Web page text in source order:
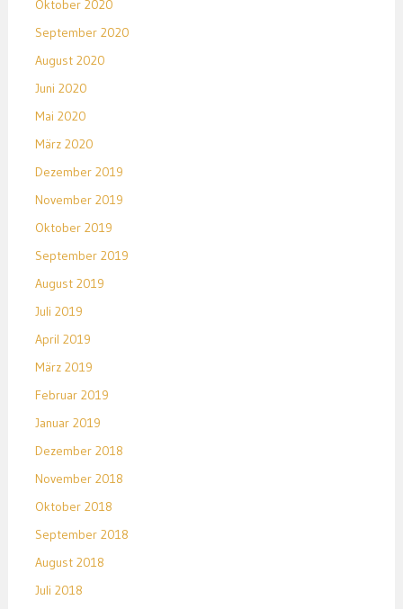
Oktober 2020
September 2020
August 2020
Juni 2020
Mai 2020
März 2020
Dezember 2019
November 2019
Oktober 2019
September 2019
August 2019
Juli 2019
April 2019
März 2019
Februar 2019
Januar 2019
Dezember 2018
November 2018
Oktober 2018
September 2018
August 2018
Juli 2018